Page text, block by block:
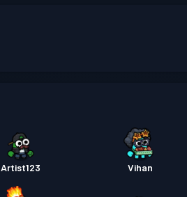
Artist123 Vihan